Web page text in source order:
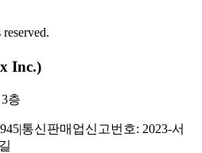
Inc.)
층
|통신판매업신고번호: 2023-서